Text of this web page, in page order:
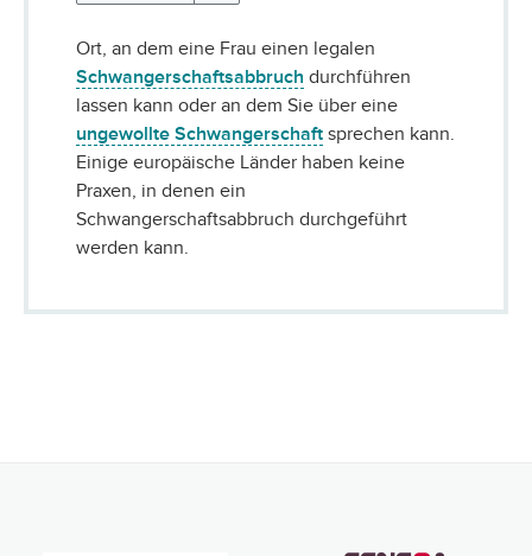
Ort, an dem eine Frau einen legalen
Schwangerschaftsabbruch durchführen
lassen kann oder an dem Sie über eine
ungewollte Schwangerschaft sprechen kann.
Einige europäische Länder haben keine
Praxen, in denen ein
Schwangerschaftsabbruch durchgeführt
werden kann.